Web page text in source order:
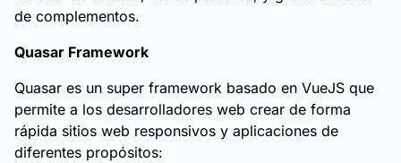
de complementos.
Quasar Framework
Quasar es un super framework basado en VueJS que
permite a los desarrolladores web crear de forma
rápida sitios web responsivos y aplicaciones de
diferentes propósitos: